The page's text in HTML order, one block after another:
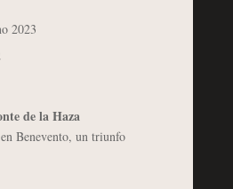
2023
de la Haza
Benevento, un triunfo